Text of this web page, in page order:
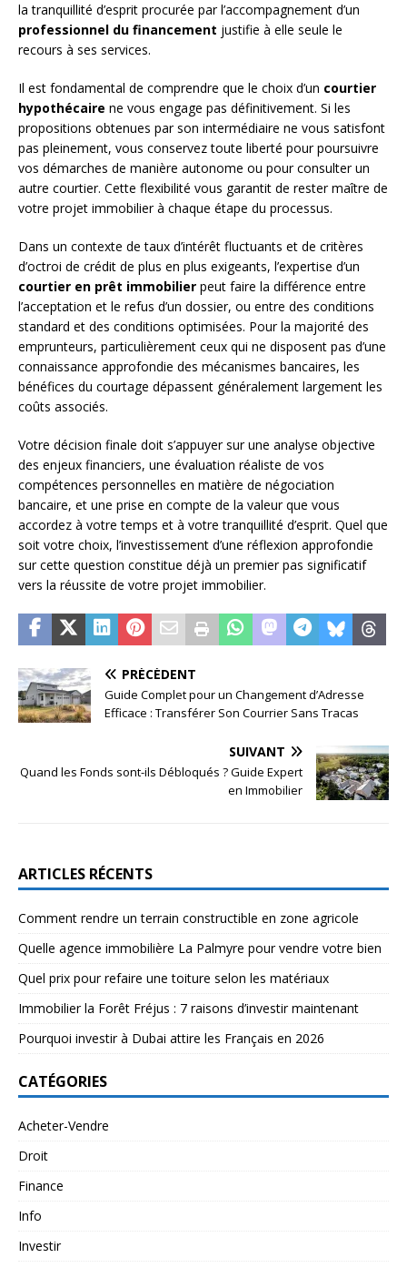
la tranquillité d’esprit procurée par l’accompagnement d’un
professionnel du financement justifie à elle seule le
recours à ses services.
Il est fondamental de comprendre que le choix d’un courtier
hypothécaire ne vous engage pas définitivement. Si les
propositions obtenues par son intermédiaire ne vous satisfont
pas pleinement, vous conservez toute liberté pour poursuivre
vos démarches de manière autonome ou pour consulter un
autre courtier. Cette flexibilité vous garantit de rester maître de
votre projet immobilier à chaque étape du processus.
Dans un contexte de taux d’intérêt fluctuants et de critères
d’octroi de crédit de plus en plus exigeants, l’expertise d’un
courtier en prêt immobilier peut faire la différence entre
l’acceptation et le refus d’un dossier, ou entre des conditions
standard et des conditions optimisées. Pour la majorité des
emprunteurs, particulièrement ceux qui ne disposent pas d’une
connaissance approfondie des mécanismes bancaires, les
bénéfices du courtage dépassent généralement largement les
coûts associés.
Votre décision finale doit s’appuyer sur une analyse objective
des enjeux financiers, une évaluation réaliste de vos
compétences personnelles en matière de négociation
bancaire, et une prise en compte de la valeur que vous
accordez à votre temps et à votre tranquillité d’esprit. Quel que
soit votre choix, l’investissement d’une réflexion approfondie
sur cette question constitue déjà un premier pas significatif
vers la réussite de votre projet immobilier.
PRÉCÉDENT
Guide Complet pour un Changement d’Adresse
Efficace : Transférer Son Courrier Sans Tracas
SUIVANT
Quand les Fonds sont-ils Débloqués ? Guide Expert
en Immobilier
ARTICLES RÉCENTS
Comment rendre un terrain constructible en zone agricole
Quelle agence immobilière La Palmyre pour vendre votre bien
Quel prix pour refaire une toiture selon les matériaux
Immobilier la Forêt Fréjus : 7 raisons d’investir maintenant
Pourquoi investir à Dubai attire les Français en 2026
CATÉGORIES
Acheter-Vendre
Droit
Finance
Info
Investir